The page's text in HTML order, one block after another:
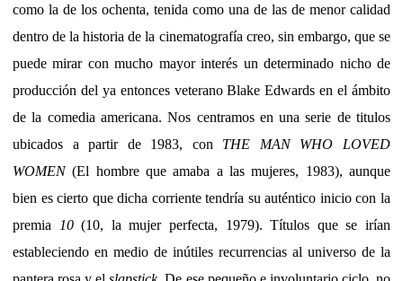
como la de los ochenta, tenida como una de las de menor calidad
dentro de la historia de la cinematografía creo, sin embargo, que se
puede mirar con mucho mayor interés un determinado nicho de
producción del ya entonces veterano Blake Edwards en el ámbito
de la comedia americana. Nos centramos en una serie de titulos
ubicados a partir de 1983, con THE MAN WHO LOVED
WOMEN(El hombre que amaba a las mujeres, 1983), aunque
bien es cierto que dicha corriente tendría su auténtico inicio con la
premia
10(10, la mujer perfecta, 1979). Títulos que se irían
estableciendo en medio de inútiles recurrencias al universo de la